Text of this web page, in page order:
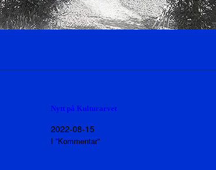
Nytt på Kulturarvet
2022-08-15
I ”Kommentar”